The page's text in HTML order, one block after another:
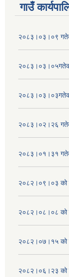
गाउँ
२०८३।०३।०९ गतेको
२०८३।०३।०५गतेको
२०८३।०३।०३गतेको
२०८३।०२।२६ गतेको
२०८३।०१।३१ गतेको
२०८२।०९।०३ को
२०८२।०८।०८ को
२०८२।०७।१५ को
२०८२।०६।२३ को